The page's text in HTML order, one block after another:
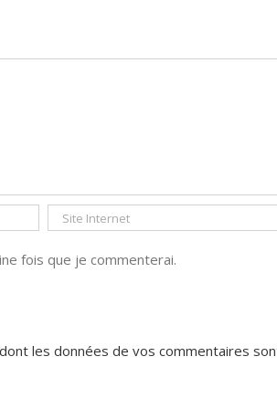
fois que je commenterai.
les données de vos commentaires